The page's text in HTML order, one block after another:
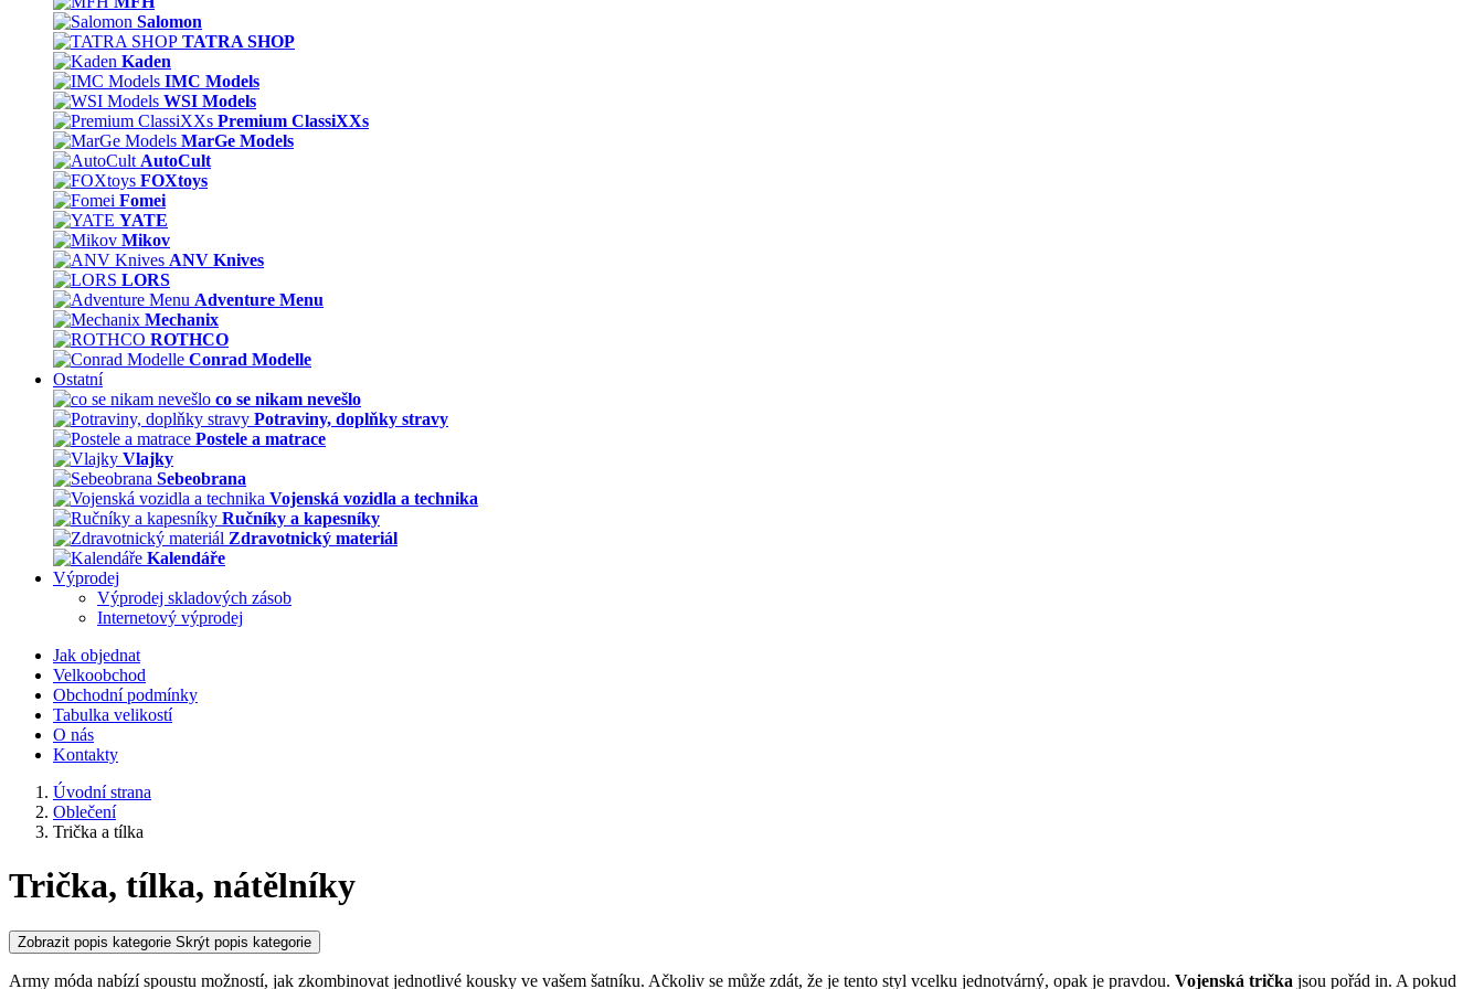
Salomon
TATRA SHOP
Kaden
IMC Models
WSI Models
Premium ClassiXXs
MarGe Models
AutoCult
FOXtoys
Fomei
YATE
Mikov
ANV Knives
LORS
Adventure Menu
Mechanix
ROTHCO
Conrad Modelle
Ostatní
co se nikam nevešlo
Potraviny, doplňky stravy
Postele a matrace
Vlajky
Sebeobrana
Vojenská vozidla a technika
Ručníky a kapesníky
Zdravotnický materiál
Kalendáře
Výprodej
Výprodej skladových zásob
Internetový výprodej
Jak objednat
Velkoobchod
Obchodní podmínky
Tabulka velikostí
O nás
Kontakty
Úvodní strana
Oblečení
Trička a tílka
Trička, tílka, nátělníky
Zobrazit popis kategorie Skrýt popis kategorie
Army móda nabízí spoustu možností, jak zkombinovat jednotlivé kousky ve vašem šatníku. Ačkoliv se může zdát, že je tento styl vcelku jednotvárný, opak je pravdou. Vojenská trička jsou pořád in. A pokud